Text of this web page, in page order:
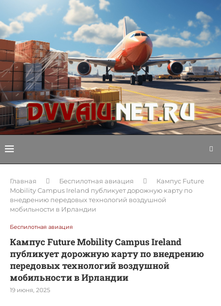
Главная Беспилотная авиация
Кампус Future
Mobility Campus Ireland публикует дорожную карту по
внедрению передовых технологий воздушной
мобильности в Ирландии
Беспилотная авиация
Кампус Future Mobility Campus Ireland
публикует дорожную карту по внедрению
передовых технологий воздушной
мобильности в Ирландии
19 июня, 2025